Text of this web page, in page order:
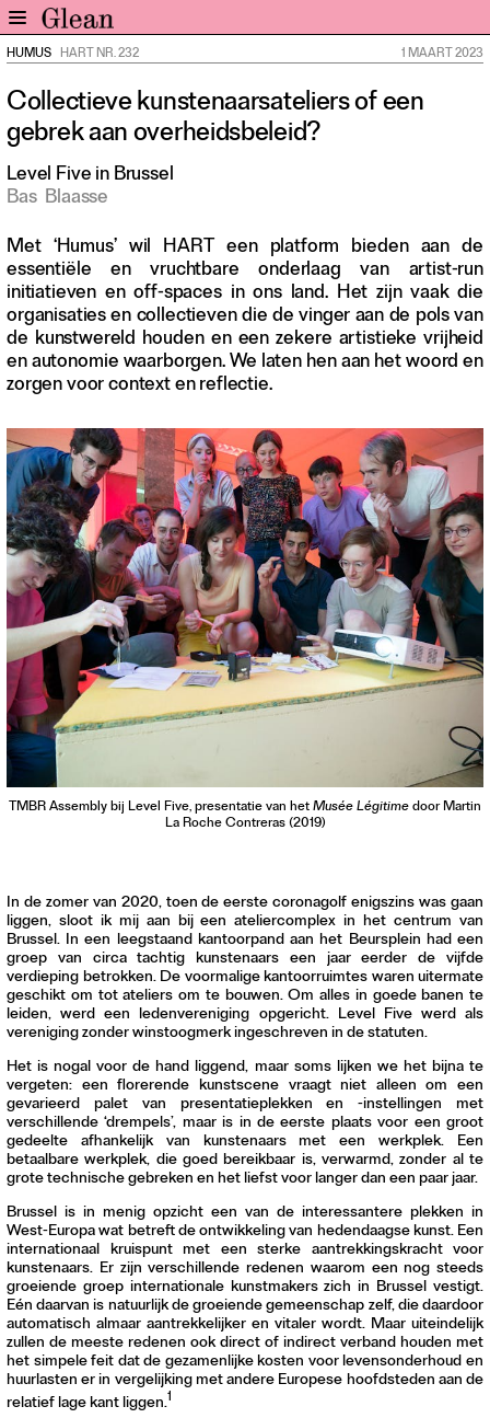
Nieuws
Expo
Interviews
Inzicht
Meer rubrieken
Alle nummers
Aanmelden
Abonneren
Nieuwsbrief
Over GLEAN
Contact
Waar is GLEAN te koop
Privacy
Instagram
Facebook
HUMUS HART NR. 232 1 MAART 2023
Collectieve kunstenaarsateliers of een
gebrek aan overheidsbeleid?
Level Five in Brussel
Bas Blaasse
Met ‘Humus’ wil HART een platform bieden aan de
essentiële en vruchtbare onderlaag van artist-run
initiatieven en off-spaces in ons land. Het zijn vaak die
organisaties en collectieven die de vinger aan de pols van
de kunstwereld houden en een zekere artistieke vrijheid
en autonomie waarborgen. We laten hen aan het woord en
zorgen voor context en reflectie.
TMBR Assembly bij Level Five, presentatie van hetMusée Légitimedoor Martin
La Roche Contreras (2019)
In de zomer van 2020, toen de eerste coronagolf enigszins was gaan
liggen, sloot ik mij aan bij een ateliercomplex in het centrum van
Brussel. In een leegstaand kantoorpand aan het Beursplein had een
groep van circa tachtig kunstenaars een jaar eerder de vijfde
verdieping betrokken. De voormalige kantoorruimtes waren uitermate
geschikt om tot ateliers om te bouwen. Om alles in goede banen te
leiden, werd een ledenvereniging opgericht. Level Five werd als
vereniging zonder winstoogmerk ingeschreven in de statuten.
Het is nogal voor de hand liggend, maar soms lijken we het bijna te
vergeten: een florerende kunstscene vraagt niet alleen om een
gevarieerd palet van presentatieplekken en -instellingen met
verschillende ‘drempels’, maar is in de eerste plaats voor een groot
gedeelte afhankelijk van kunstenaars met een werkplek. Een
betaalbare werkplek, die goed bereikbaar is, verwarmd, zonder al te
grote technische gebreken en het liefst voor langer dan een paar jaar.
Brussel is in menig opzicht een van de interessantere plekken in
West-Europa wat betreft de ontwikkeling van hedendaagse kunst. Een
internationaal kruispunt met een sterke aantrekkingskracht voor
kunstenaars. Er zijn verschillende redenen waarom een nog steeds
groeiende groep internationale kunstmakers zich in Brussel vestigt.
Eén daarvan is natuurlijk de groeiende gemeenschap zelf, die daardoor
automatisch almaar aantrekkelijker en vitaler wordt. Maar uiteindelijk
zullen de meeste redenen ook direct of indirect verband houden met
het simpele feit dat de gezamenlijke kosten voor levensonderhoud en
huurlasten er in vergelijking met andere Europese hoofdsteden aan de
relatief lage kant liggen.1